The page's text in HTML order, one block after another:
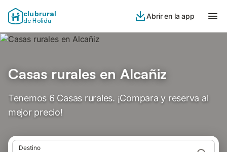
clubrural
de Holidu
Abrir en la app
Casas rurales en Alcañiz
Tenemos 6 Casas rurales. ¡Compara y reserva al
mejor precio!
Destino